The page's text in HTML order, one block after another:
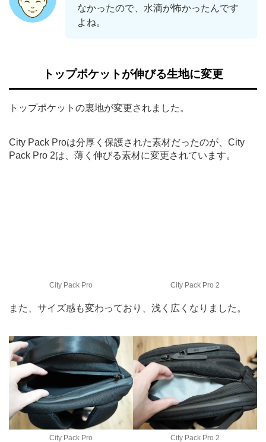
なかったので、水滴が怖かったんです
よね。
トップポケットが伸びる生地に変更
トップポケットの裏地が変更されました。
City Pack Proは分厚く保護された素材だったのが、City
Pack Pro 2は、薄く伸びる素材に変更されています。
City Pack Pro City Pack Pro 2
また、サイズ感も変わっており、浅く広くなりました。
City Pack Pro City Pack Pro 2